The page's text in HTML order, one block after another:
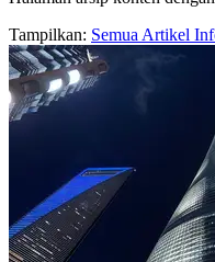
Tampilkan: Semua Artikel